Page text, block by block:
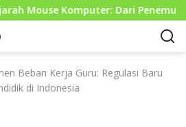
Komputer: Dari Penemuan
Beban Kerja Guru: Regulasi Baru
di Indonesia